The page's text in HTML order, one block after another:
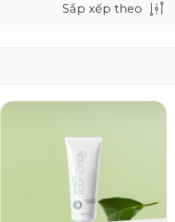
Sắp xếp theo